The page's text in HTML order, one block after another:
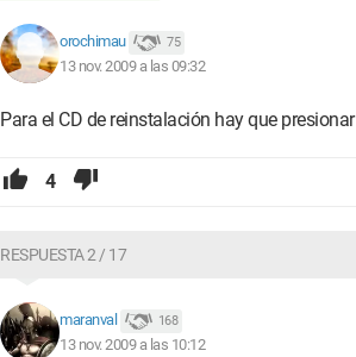
orochimau 75
13 nov. 2009 a las 09:32
Para el CD de reinstalación hay que
4
RESPUESTA 2 / 17
maranval 168
13 nov. 2009 a las 10:12